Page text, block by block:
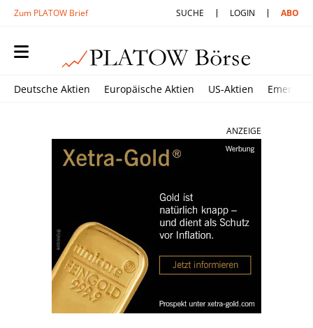
Zum PLATOW Brief SUCHE LOGIN ABO
Deutsche Aktien Europäische Aktien US-Aktien
ANZEIGE